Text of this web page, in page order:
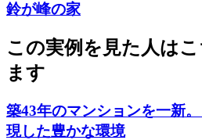
鈴が峰の家
この実例を見た人は
ます
築43年のマンションを一新
現した豊かな環境